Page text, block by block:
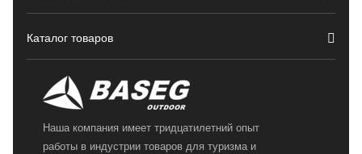
Каталог товаров
Наша компания имеет тридцатилетний опыт
работы в индустрии товаров для туризма и